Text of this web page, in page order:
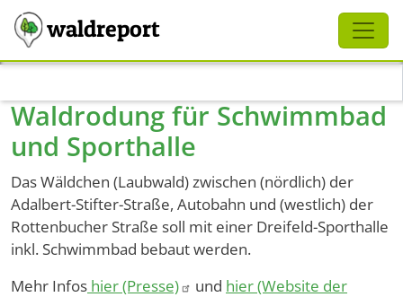
waldreport
Waldrodung für Schwimmbad
und Sporthalle
Das Wäldchen (Laubwald) zwischen (nördlich) der
Adalbert-Stifter-Straße, Autobahn und (westlich) der
Rottenbucher Straße soll mit einer Dreifeld-Sporthalle
inkl. Schwimmbad bebaut werden.
Mehr Infos hier (Presse) und hier (Website der
Schliessen